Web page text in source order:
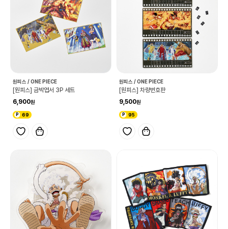
원피스 / ONE PIECE
[원피스] 금박엽서 3P 세트
6,900
69
원피스 / ONE PIECE
[원피스] 차량번호판
9,500
95